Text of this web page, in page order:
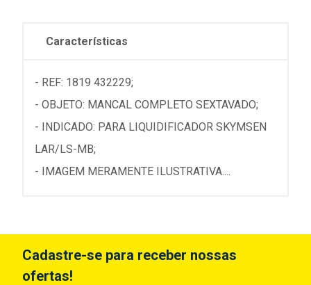
Características
- REF: 1819 432229;
- OBJETO: MANCAL COMPLETO SEXTAVADO;
- INDICADO: PARA LIQUIDIFICADOR SKYMSEN
LAR/LS-MB;
- IMAGEM MERAMENTE ILUSTRATIVA....
Cadastre-se para receber nossas
ofertas!